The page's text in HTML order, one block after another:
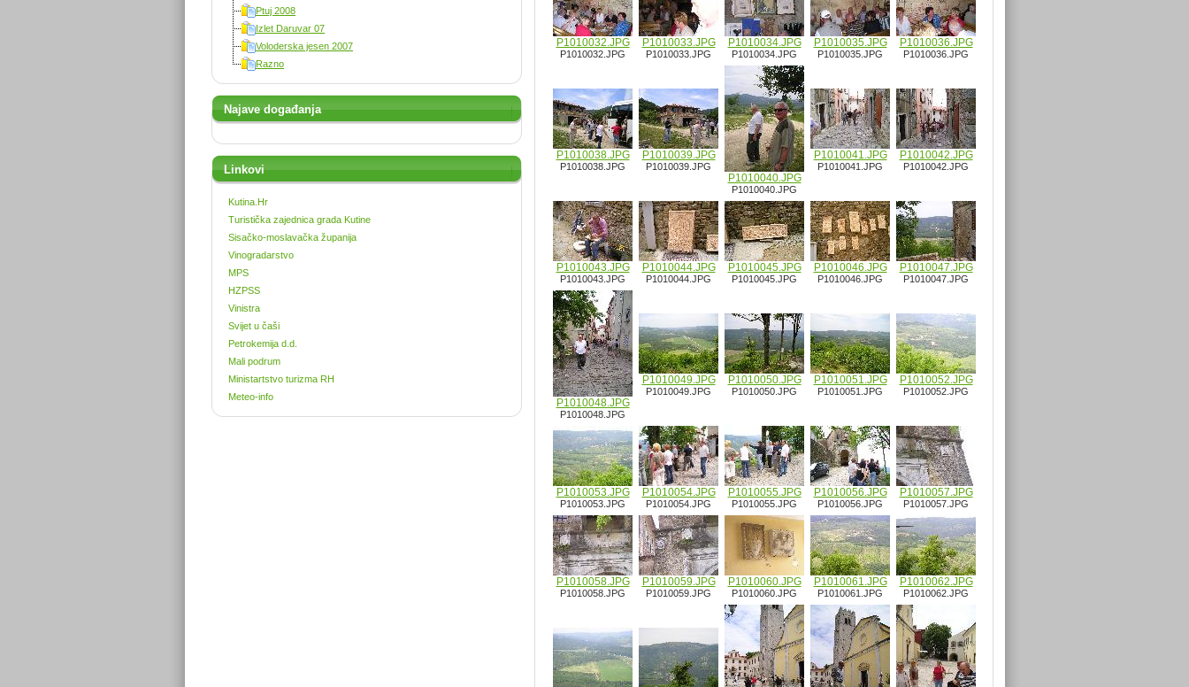
Ptuj 2008
Izlet Daruvar 07
Voloderska jesen 2007
Razno
Najave događanja
Linkovi
Kutina.Hr
Turistička zajednica grada Kutine
Sisačko-moslavačka županija
Vinogradarstvo
MPS
HZPSS
Vinistra
Svijet u čaši
Petrokemija d.d.
Mali podrum
Ministartstvo turizma RH
Meteo-info
P1010032.JPG
P1010032.JPG
P1010033.JPG
P1010033.JPG
P1010034.JPG
P1010034.JPG
P1010035.JPG
P1010035.JPG
P1010036.JPG
P1010036.JPG
P1010038.JPG
P1010038.JPG
P1010039.JPG
P1010039.JPG
P1010040.JPG
P1010040.JPG
P1010041.JPG
P1010041.JPG
P1010042.JPG
P1010042.JPG
P1010043.JPG
P1010043.JPG
P1010044.JPG
P1010044.JPG
P1010045.JPG
P1010045.JPG
P1010046.JPG
P1010046.JPG
P1010047.JPG
P1010047.JPG
P1010048.JPG
P1010048.JPG
P1010049.JPG
P1010049.JPG
P1010050.JPG
P1010050.JPG
P1010051.JPG
P1010051.JPG
P1010052.JPG
P1010052.JPG
P1010053.JPG
P1010053.JPG
P1010054.JPG
P1010054.JPG
P1010055.JPG
P1010055.JPG
P1010056.JPG
P1010056.JPG
P1010057.JPG
P1010057.JPG
P1010058.JPG
P1010058.JPG
P1010059.JPG
P1010059.JPG
P1010060.JPG
P1010060.JPG
P1010061.JPG
P1010061.JPG
P1010062.JPG
P1010062.JPG